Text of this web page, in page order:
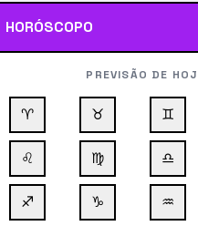
HORÓSCOPO
PREVISÃO DE
♈ ♉ ♊
♌ ♍ ♎
♐ ♑ ♒